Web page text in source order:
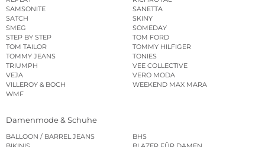
SAMSONITE
SANETTA
SATCH
SKINY
SMEG
SOMEDAY
STEP BY STEP
TOM FORD
TOM TAILOR
TOMMY HILFIGER
TOMMY JEANS
TONIES
TRIUMPH
VEE COLLECTIVE
VEJA
VERO MODA
VILLEROY & BOCH
WEEKEND MAX MARA
WMF
Damenmode & Schuhe
BALLOON / BARREL JEANS
BHS